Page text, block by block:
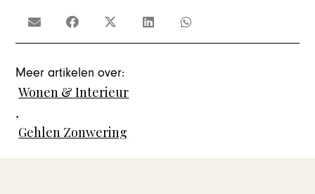
Meer artikelen over:
Wonen & Interieur
,
Gehlen Zonwering